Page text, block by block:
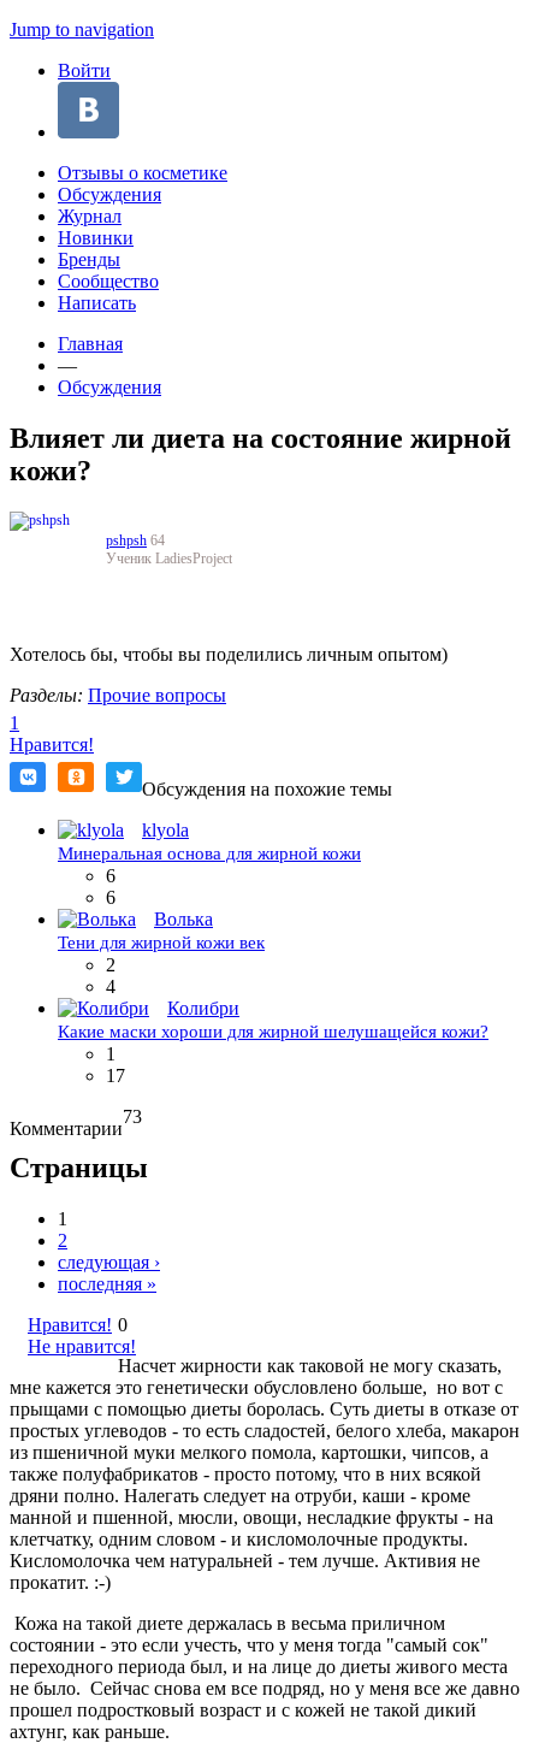
Jump to navigation
Войти
Отзывы о косметике
Обсуждения
Журнал
Новинки
Бренды
Сообщество
Написать
Главная
—
Обсуждения
Влияет ли диета на состояние жирной
кожи?
pshpsh 64
Ученик LadiesProject
Хотелось бы, чтобы вы поделились личным опытом)
Разделы: Прочие вопросы
1
Нравится!
Обсуждения на похожие темы
klyola
Минеральная основа для жирной кожи
6
6
Волька
Тени для жирной кожи век
2
4
Колибри
Какие маски хороши для жирной шелушащейся кожи?
1
17
Комментарии
73
Страницы
1
2
следующая ›
последняя »
Нравится!
Не нравится!
0
Насчет жирности как таковой не могу сказать,
мне кажется это генетически обусловлено больше, но вот с
прыщами с помощью диеты боролась. Суть диеты в отказе от
простых углеводов - то есть сладостей, белого хлеба, макарон
из пшеничной муки мелкого помола, картошки, чипсов, а
также полуфабрикатов - просто потому, что в них всякой
дряни полно. Налегать следует на отруби, каши - кроме
манной и пшенной, мюсли, овощи, несладкие фрукты - на
клетчатку, одним словом - и кисломолочные продукты.
Кисломолочка чем натуральней - тем лучше. Активия не
прокатит. :-)
Кожа на такой диете держалась в весьма приличном
состоянии - это если учесть, что у меня тогда "самый сок"
переходного периода был, и на лице до диеты живого места
не было. Сейчас снова ем все подряд, но у меня все же давно
прошел подростковый возраст и с кожей не такой дикий
ахтунг, как раньше.